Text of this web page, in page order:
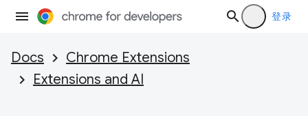
登录
Docs
Chrome Extensions
Extensions and AI